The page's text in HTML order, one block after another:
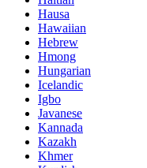
Hausa
Hawaiian
Hebrew
Hmong
Hungarian
Icelandic
Igbo
Javanese
Kannada
Kazakh
Khmer